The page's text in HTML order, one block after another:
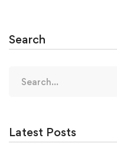
Search
for:
Latest Posts